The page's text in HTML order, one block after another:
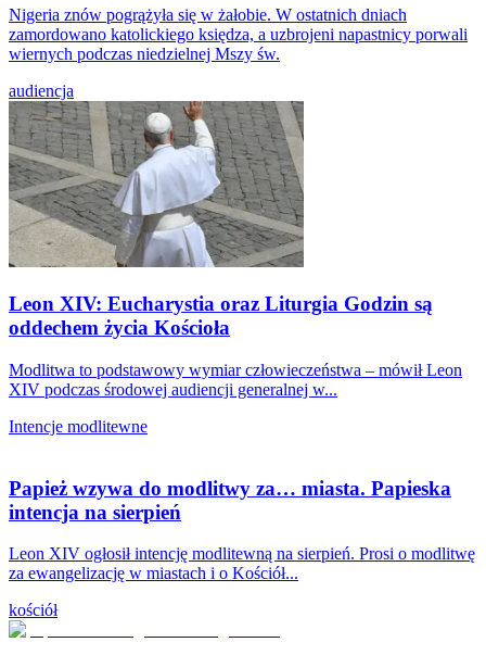
Nigeria znów pogrążyła się w żałobie. W ostatnich dniach
zamordowano katolickiego księdza, a uzbrojeni napastnicy porwali
wiernych podczas niedzielnej Mszy św.
audiencja
Leon XIV: Eucharystia oraz Liturgia Godzin są
oddechem życia Kościoła
Modlitwa to podstawowy wymiar człowieczeństwa – mówił Leon
XIV podczas środowej audiencji generalnej w...
Intencje modlitewne
Papież wzywa do modlitwy za… miasta. Papieska
intencja na sierpień
Leon XIV ogłosił intencję modlitewną na sierpień. Prosi o modlitwę
za ewangelizację w miastach i o Kościół...
kościół